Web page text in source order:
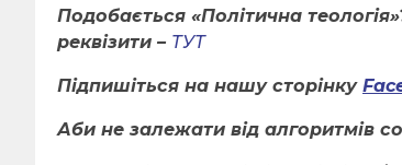
Подобається «Політична
реквізити – ТУТ
Підпишіться на нашу сторінку
Аби не залежати від алгоритмів